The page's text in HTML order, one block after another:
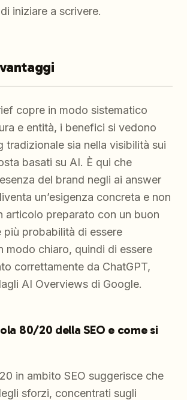
iniziare a scrivere.
copre in modo sistematico
e entità, i benefici si vedono
tradizionale sia nella visibilità sui
basati su AI. È qui che
del brand negli ai answer
un’esigenza concreta e non
articolo preparato con un buon
più probabilità di essere
modo chiaro, quindi di essere
correttamente da ChatGPT,
AI Overviews di Google.
80/20 della SEO e come si
in ambito SEO suggerisce che
sforzi, concentrati sugli